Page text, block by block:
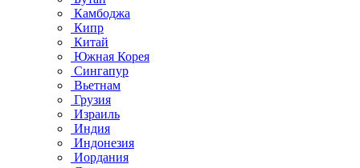
Камбоджа
Кипр
Китай
Южная Корея
Сингапур
Вьетнам
Грузия
Израиль
Индия
Индонезия
Иордания